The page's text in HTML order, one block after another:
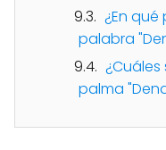
¿En qué
palabra
palma